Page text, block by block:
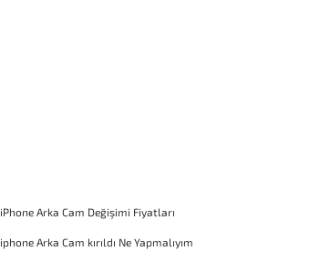
iPhone Arka Cam Değişimi Fiyatları
iphone Arka Cam kırıldı Ne Yapmalıyım